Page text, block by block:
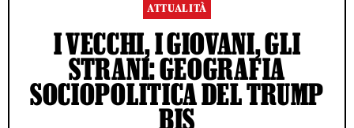
ATTUALITÀ
I VECCHI, I GIOVANI, GLI
STRANI: GEOGRAFIA
SOCIOPOLITICA DEL TRUMP
BIS